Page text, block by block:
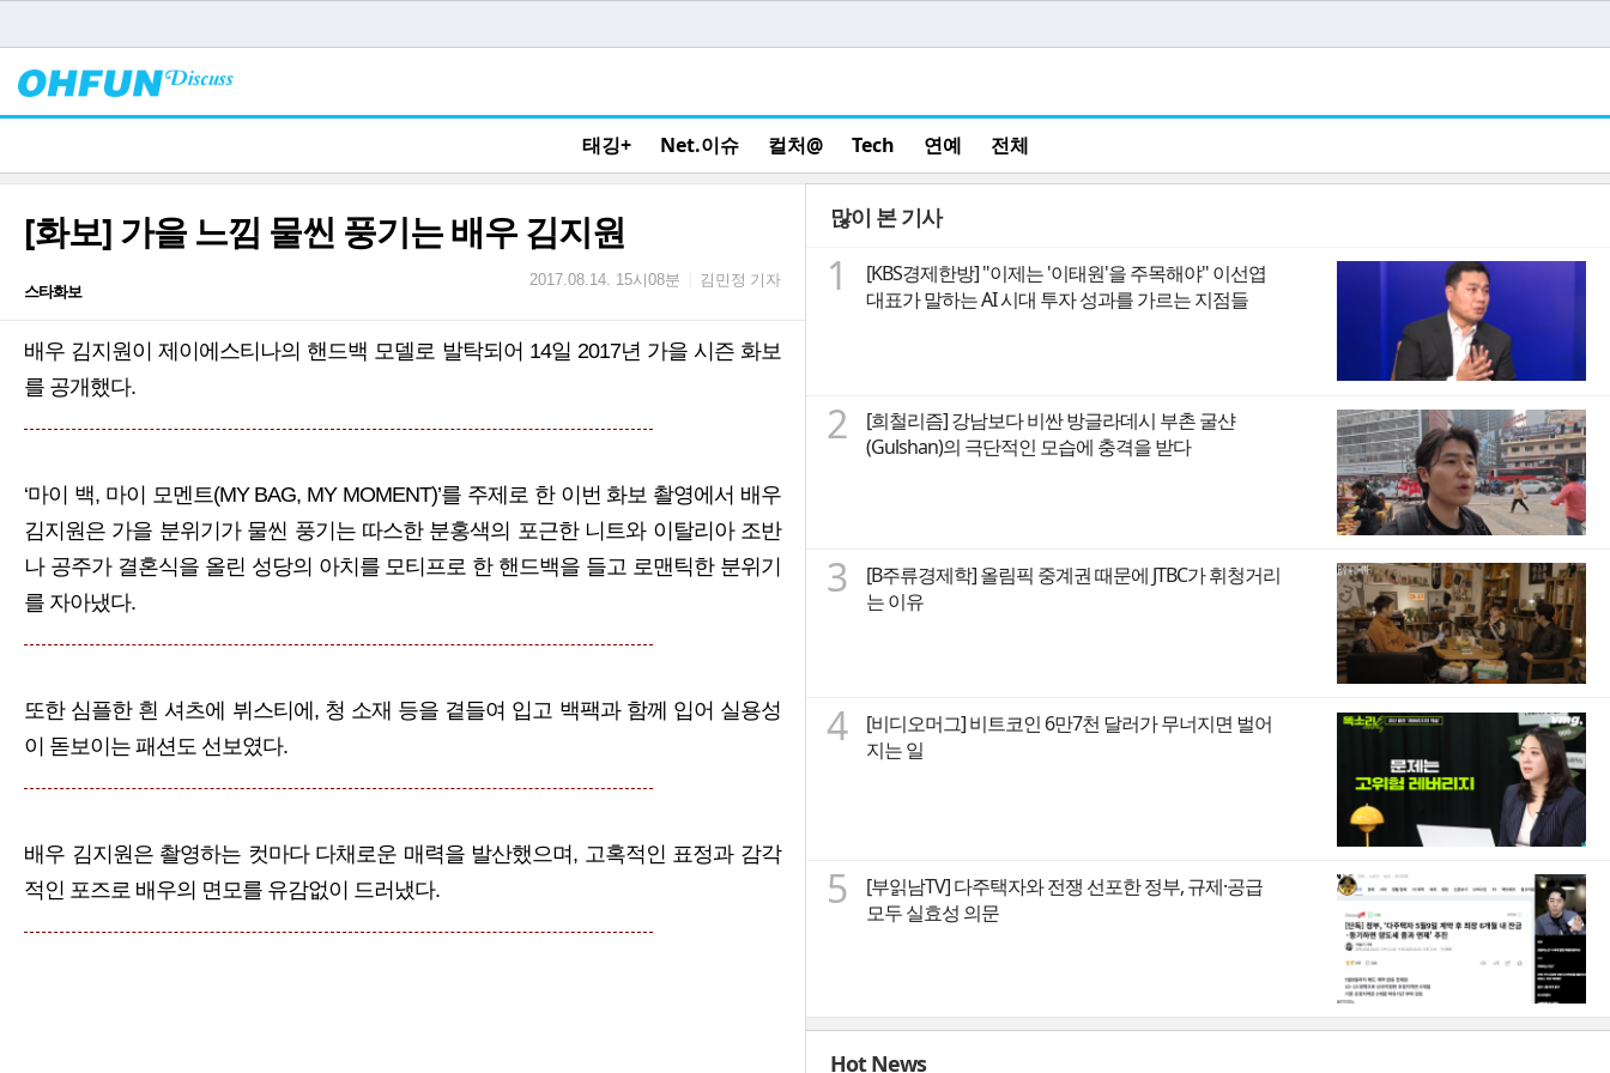
태깅+ Net.이슈 컬처@ Tech 연예 전체
[화보] 가을 느낌 물씬 풍기는 배우 김지원
스타화보
2017.08.14. 15시08분 김민정 기자
배우 김지원이 제이에스티나의 핸드백 모델로 발탁되어 14일 2017년 가을 시즌 화보
를 공개했다.
‘마이 백, 마이 모멘트(MY BAG, MY MOMENT)’를 주제로 한 이번 화보 촬영에서 배우
김지원은 가을 분위기가 물씬 풍기는 따스한 분홍색의 포근한 니트와 이탈리아 조반
나 공주가 결혼식을 올린 성당의 아치를 모티프로 한 핸드백을 들고 로맨틱한 분위기
를 자아냈다.
또한 심플한 흰 셔츠에 뷔스티에, 청 소재 등을 곁들여 입고 백팩과 함께 입어 실용성
이 돋보이는 패션도 선보였다.
배우 김지원은 촬영하는 컷마다 다채로운 매력을 발산했으며, 고혹적인 표정과 감각
적인 포즈로 배우의 면모를 유감없이 드러냈다.
많이 본 기사
1
[KBS경제한방] "이제는 '이태원'을 주목해야" 이선엽
대표가 말하는 AI 시대 투자 성과를 가르는 지점들
2
[희철리즘] 강남보다 비싼 방글라데시 부촌 굴샨
(Gulshan)의 극단적인 모습에 충격을 받다
3
[B주류경제학] 올림픽 중계권 때문에 JTBC가 휘청거리
는 이유
4
[비디오머그] 비트코인 6만7천 달러가 무너지면 벌어
지는 일
5
[부읽남TV] 다주택자와 전쟁 선포한 정부, 규제·공급
모두 실효성 의문
Hot News